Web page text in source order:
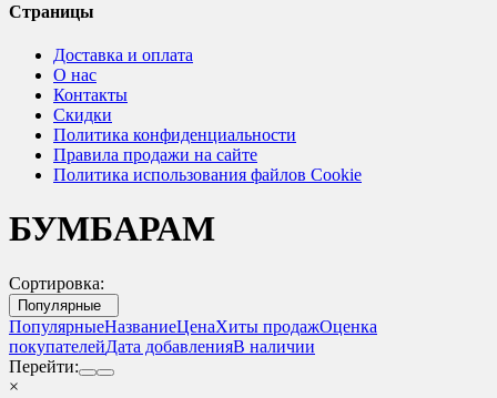
Страницы
Доставка и оплата
О нас
Контакты
Скидки
Политика конфиденциальности
Правила продажи на сайте
Политика использования файлов Cookie
БУМБАРАМ
Сортировка:
Популярные
ПопулярныеНазваниеЦенаХиты продажОценка
покупателейДата добавленияВ наличии
Перейти:
×